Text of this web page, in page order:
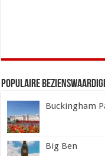
Populaire
Buckingham
Big Ben